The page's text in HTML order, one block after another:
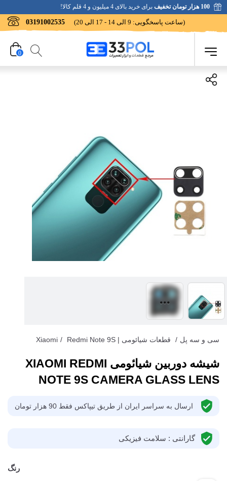
100 هزار تومان تخفیف برای خرید بالای 4 میلیون و 4 قلم کالا!
03191002535 (ساعت پاسخگویی: 9 الی 14 - 17 الی 20)
0
سی و سه پل / قطعات شیائومی | Xiaomi / Redmi Note 9S
شیشه دوربین شیائومی XIAOMI REDMI
NOTE 9S CAMERA GLASS LENS
ارسال به سراسر ایران از طریق تیپاکس فقط 90 هزار تومان
گارانتی : سلامت فیزیکی
رنگ